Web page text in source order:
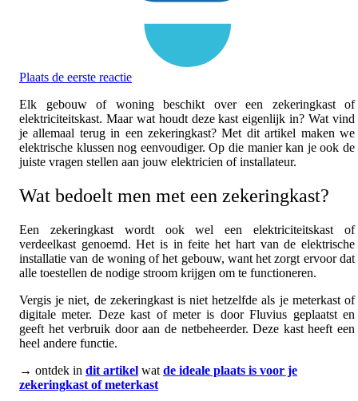
Plaats de eerste reactie
Elk gebouw of woning beschikt over een zekeringkast of
elektriciteitskast. Maar wat houdt deze kast eigenlijk in? Wat vind
je allemaal terug in een zekeringkast? Met dit artikel maken we
elektrische klussen nog eenvoudiger. Op die manier kan je ook de
juiste vragen stellen aan jouw elektricien of installateur.
Wat bedoelt men met een zekeringkast?
Een zekeringkast wordt ook wel een elektriciteitskast of
verdeelkast genoemd. Het is in feite het hart van de elektrische
installatie van de woning of het gebouw, want het zorgt ervoor dat
alle toestellen de nodige stroom krijgen om te functioneren.
Vergis je niet, de zekeringkast is niet hetzelfde als je meterkast of
digitale meter. Deze kast of meter is door Fluvius geplaatst en
geeft het verbruik door aan de netbeheerder. Deze kast heeft een
heel andere functie.
→ ontdek in dit artikel wat de ideale plaats is voor je
zekeringkast of meterkast